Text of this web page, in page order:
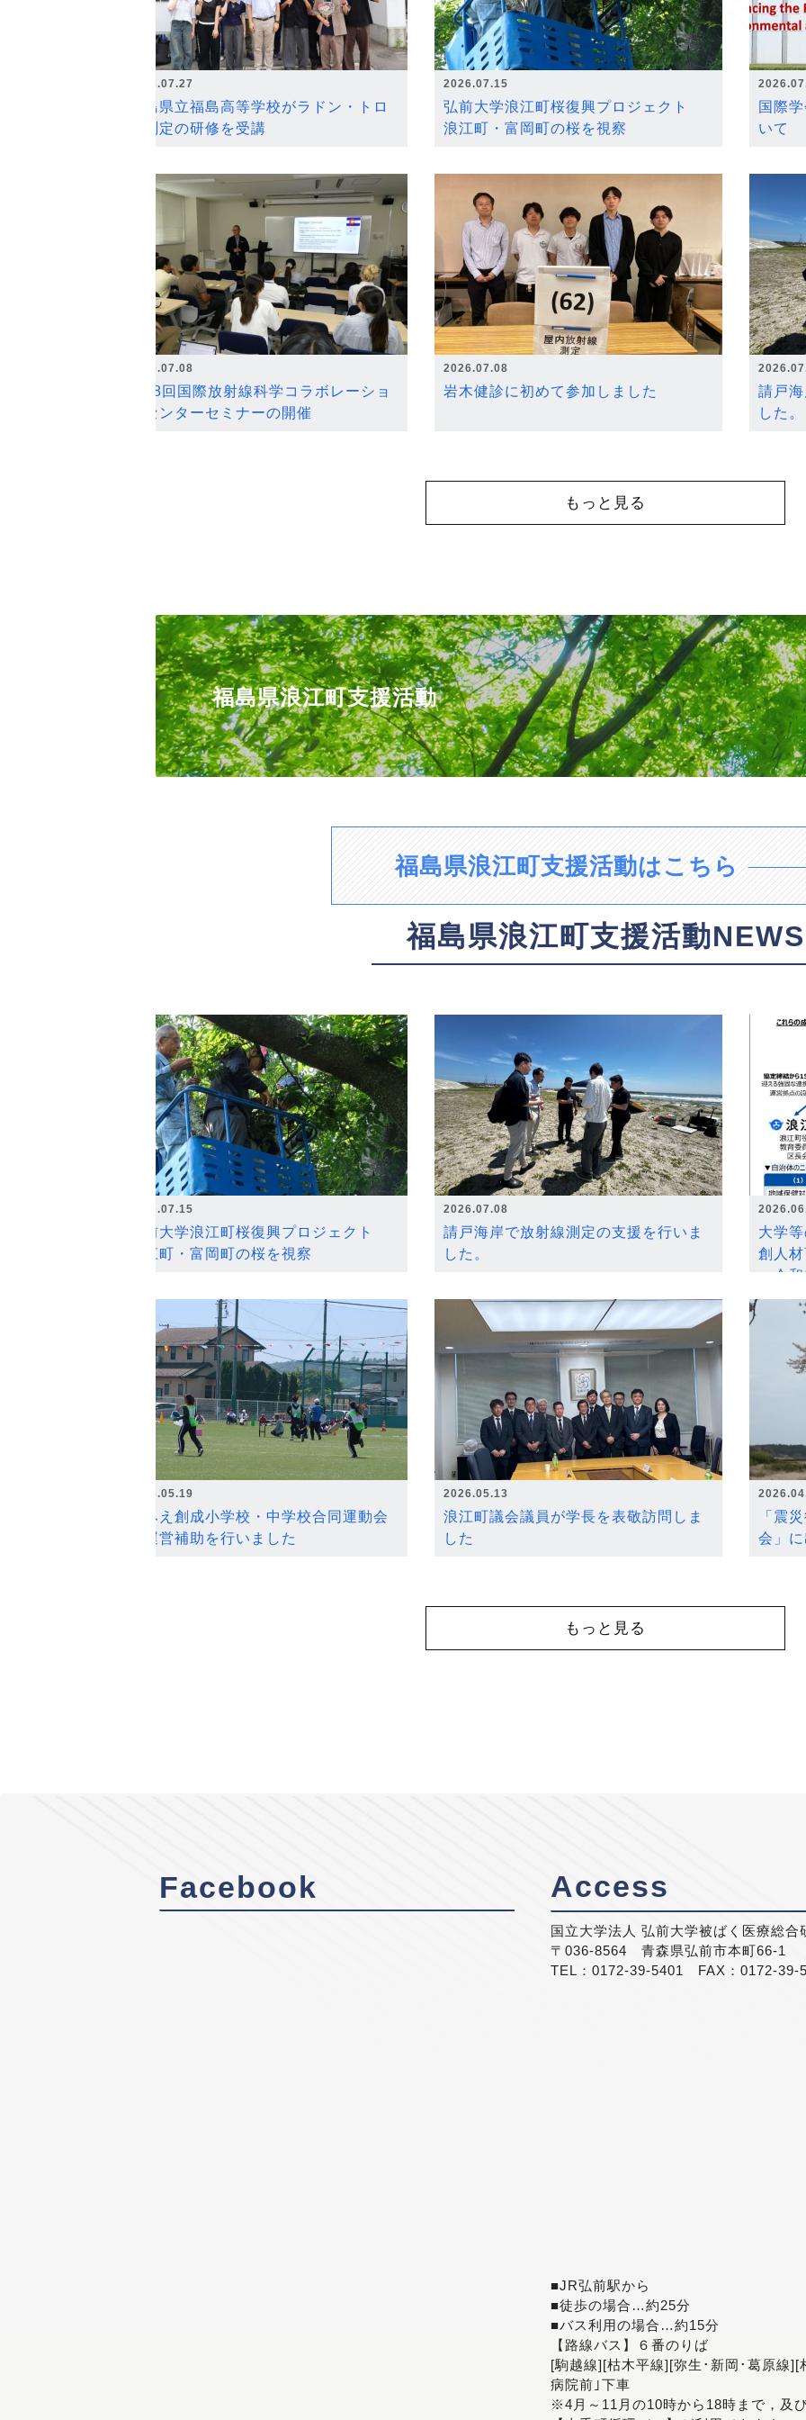
2026.07.27
福島県立福島高等学校がラドン・トロ
ン測定の研修を受講
2026.07.15
弘前大学浪江町桜復興プロジェクト
浪江町・富岡町の桜を視察
国際
いて
2026.07.08
第18回国際放射線科学コラボレーショ
ンセンターセミナーの開催
2026.07.08
岩木健診に初めて参加しました
請戸
した。
もっと見る
福島県浪江町支援活動
福島県浪江町支援活動はこちら
福島県浪江町支援活動NEWS
2026.07.15
弘前大学浪江町桜復興プロジェクト
浪江町・富岡町の桜を視察
2026.07.08
請戸海岸で放射線測定の支援を行いま
した。
大学
創人
～令
2026.05.19
なみえ創成小学校・中学校合同運動会
の運営補助を行いました
2026.05.13
浪江町議会議員が学長を表敬訪問しま
した
「震
会」
もっと見る
Facebook Access
国立大学法人 弘前大学被ばく医療総合
〒036-8564 青森県弘前市本町66-1
TEL：0172-39-5401 FAX：0172-39-
■JR弘前駅から
■徒歩の場合…約25分
■バス利用の場合…約15分
【路線バス】６番のりば
[駒越線][枯木平線][弥生･新岡･葛原線
病院前｣下車
※4月～11月の10時から18時まで，及